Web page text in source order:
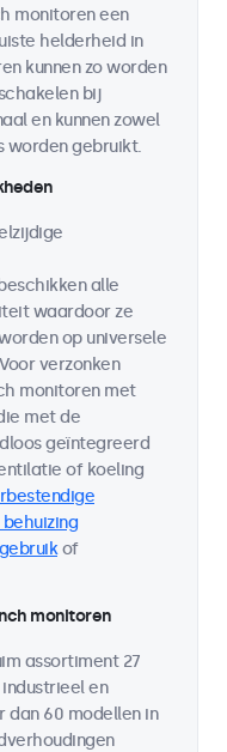
monitoren een
helderheid in
kunnen zo worden
bij
en kunnen zowel
worden gebruikt.
alle
waardoor ze
op universele
verzonken
monitoren met
met de
geïntegreerd
of koeling
of
monitoren
assortiment 27
en
60 modellen in